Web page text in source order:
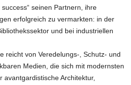
seinen Partnern, ihre
erfolgreich zu vermarkten: in der
und bei industriellen
reicht von Veredelungs-, Schutz- und
Medien, die sich mit modernsten
Architektur,